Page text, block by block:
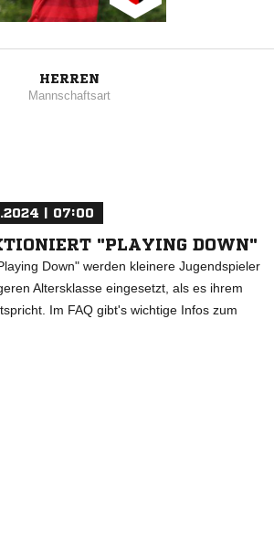
HERREN
Mannschaftsart
| 07:00
"PLAYING DOWN"
Down" werden kleinere Jugendspieler
Altersklasse eingesetzt, als es ihrem
Im FAQ gibt's wichtige Infos zum